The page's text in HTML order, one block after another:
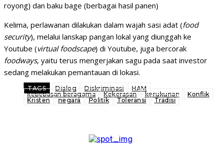
royong) dan baku bage (berbagai hasil panen)
Kelima, perlawanan dilakukan dalam wajah sasi adat (food
security), melalui lanskap pangan lokal yang diunggah ke
Youtube (virtual foodscape) di Youtube, juga bercorak
foodways, yaitu terus mengerjakan sagu pada saat investor
sedang melakukan pemantauan di lokasi.
TAGS Dialog Diskriminasi
HAM
kebebasan beragama
Kekerasan kerukunan
Konflik
Kristen
negara Politik Toleransi Tradisi